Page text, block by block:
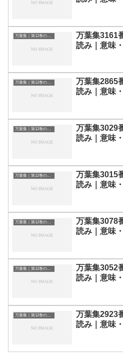
万葉集｜第12巻の和歌一覧
万葉集3161
読み｜意味
万葉集｜第12巻の和歌一覧
万葉集2865
読み｜意味
万葉集｜第12巻の和歌一覧
万葉集3029
読み｜意味
万葉集｜第12巻の和歌一覧
万葉集3015
読み｜意味
万葉集｜第12巻の和歌一覧
万葉集3078
読み｜意味
万葉集｜第12巻の和歌一覧
万葉集3052
読み｜意味
万葉集｜第12巻の和歌一覧
万葉集2923
読み｜意味